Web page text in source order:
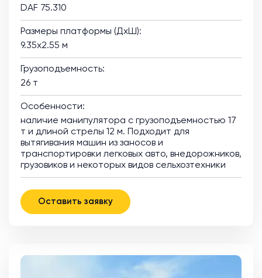
DAF 75.310
Размеры платформы (ДхШ):
9.35х2.55 м
Грузоподъемность:
26 т
Особенности:
наличие манипулятора с грузоподъемностью 17
т и длиной стрелы 12 м. Подходит для
вытягивания машин из заносов и
транспортировки легковых авто, внедорожников,
грузовиков и некоторых видов сельхозтехники
Оставить заявку